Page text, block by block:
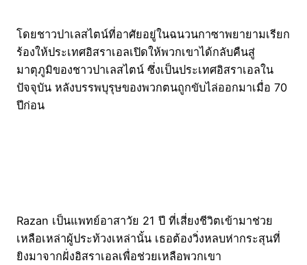
โดยชาวปาเลสไตน์ที่อาศัยอยู่ในฉนวนกาซาพยายามเรียก
ร้องให้ประเทศอิสราเอลเปิดให้พวกเขาได้กลับคืนสู่
มาตุภูมิของชาวปาเลสไตน์ ซึ่งเป็นประเทศอิสราเอลใน
ปัจจุบัน หลังบรรพบุรุษของพวกตนถูกขับไล่ออกมาเมื่อ 70
ปีก่อน
Razan เป็นแพทย์อาสาวัย 21 ปี ที่เสี่ยงชีวิตเข้ามาช่วย
เหลือเหล่าผู้ประท้วงเหล่านั้น เธอต้องวิ่งหลบห่ากระสุนที่
ยิงมาจากฝั่งอิสราเอลเพื่อช่วยเหลือพวกเขา